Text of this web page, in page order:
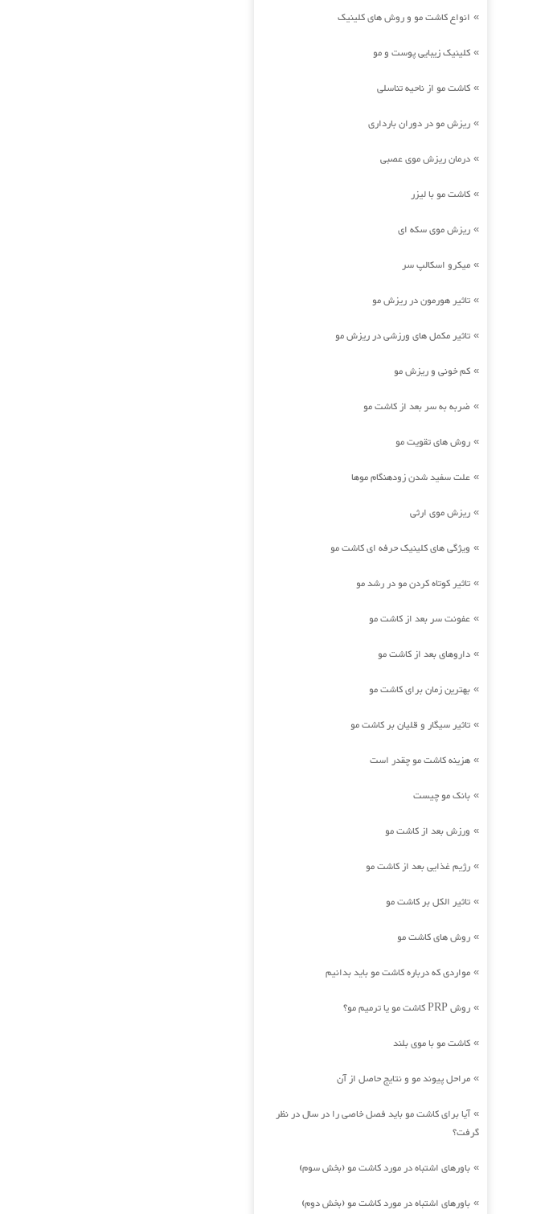
» انواع کاشت مو و روش های کلینیک
» کلینیک زیبایی پوست و مو
» کاشت مو از ناحیه تناسلی
» ریزش مو در دوران بارداری
» درمان ریزش موی عصبی
» کاشت مو با لیزر
» ریزش موی سکه ای
» میکرو اسکالپ سر
» تاثیر هورمون در ریزش مو
» تاثیر مکمل های ورزشی در ریزش مو
» کم خونی و ریزش مو
» ضربه به سر بعد از کاشت مو
» روش های تقویت مو
» علت سفید شدن زودهنگام موها
» ریزش موی ارثی
» ویژگی های کلینیک حرفه ای کاشت مو
» تاثیر کوتاه کردن مو در رشد مو
» عفونت سر بعد از کاشت مو
» داروهای بعد از کاشت مو
» بهترین زمان برای کاشت مو
» تاثیر سیگار و قلیان بر کاشت مو
» هزینه کاشت مو چقدر است
» بانک مو چیست
» ورزش بعد از کاشت مو
» رژیم غذایی بعد از کاشت مو
» تاثیر الکل بر کاشت مو
» روش های کاشت مو
» مواردی که درباره کاشت مو باید بدانیم
» روش PRP کاشت مو یا ترمیم مو؟
» کاشت مو با موی بلند
» مراحل پیوند مو و نتایج حاصل از آن
»آیا برای کاشت مو باید فصل خاصی را در سال در نظر
گرفت؟
» باورهای اشتباه در مورد کاشت مو (بخش سوم)
» باورهای اشتباه در مورد کاشت مو (بخش دوم)